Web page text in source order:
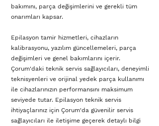
bakımını, parça değişimlerini ve gerekli tüm
onarımları kapsar.
Epilasyon tamir hizmetleri, cihazların
kalibrasyonu, yazılım güncellemeleri, parça
değişimleri ve genel bakımlarını içerir.
Çorum'daki teknik servis sağlayıcıları, deneyimli
teknisyenleri ve orijinal yedek parça kullanımı
ile cihazlarınızın performansını maksimum
seviyede tutar. Epilasyon teknik servis
ihtiyaçlarınız için Çorum'da güvenilir servis
sağlayıcıları ile iletişime geçerek detaylı bilgi